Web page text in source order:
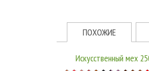
ПОХОЖИЕ
Искусственный мех